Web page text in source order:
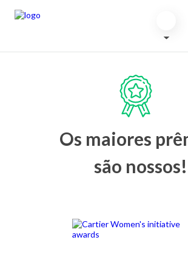
Os maiores
são nossos!